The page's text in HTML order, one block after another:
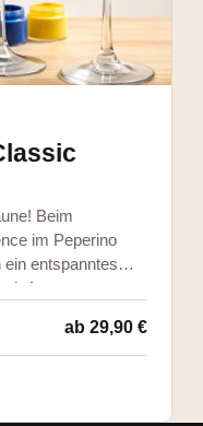
Beim
im Peperino
entspanntes
An
ab 29,90 €